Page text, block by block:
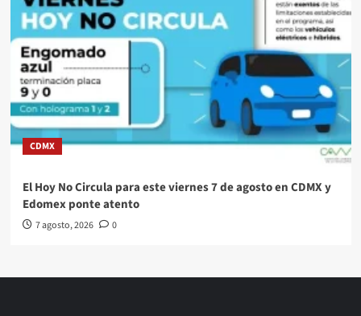
CDMX
El Hoy No Circula para este viernes 7 de agosto en CDMX y
Edomex ponte atento
7 agosto, 2026 0